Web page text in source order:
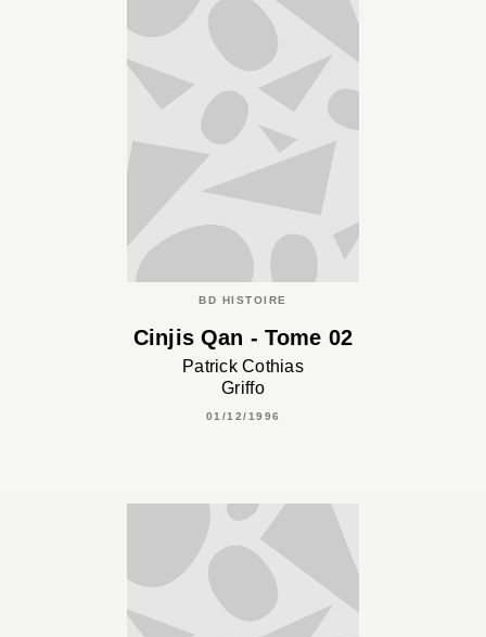
BD HISTOIRE
Cinjis Qan - Tome 02
Patrick Cothias
Griffo
01/12/1996